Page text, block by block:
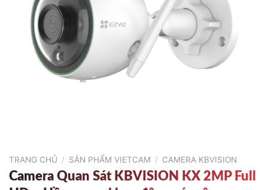
TRANG CHỦ / SẢN PHẨM VIETCAM / CAMERA KBVISION
Camera Quan Sát KBVISION KX 2MP Full